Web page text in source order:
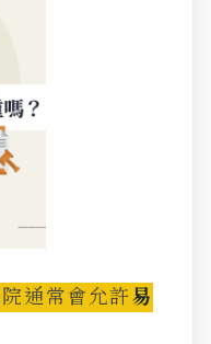
通常會允許易